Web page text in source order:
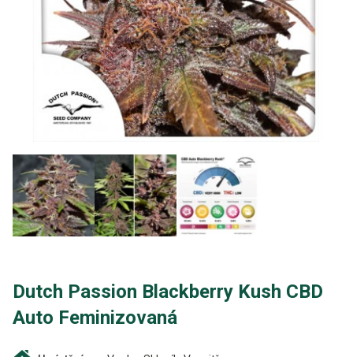
Dutch Passion Blackberry Kush CBD
Auto Feminizovaná